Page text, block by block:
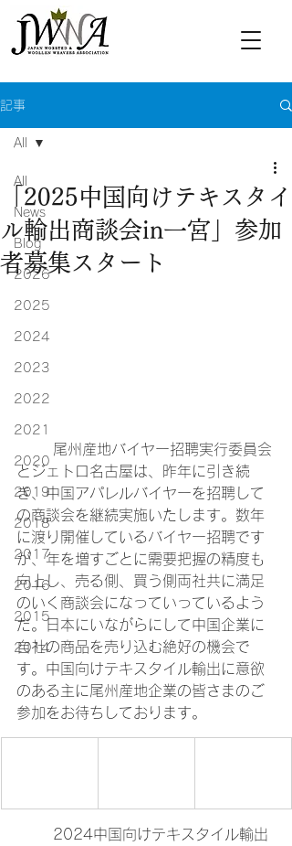
記事
All
News
Blog
2026
2025
2024
2023
2022
2021
2020
2019
2018
2017
2016
2015
2014
All
「2025中国向けテキスタイ
ル輸出商談会in一宮」参加
者募集スタート
とジェトロ名古屋は、昨年に引き続
き、中国アパレルバイヤーを招聘して
の商談会を継続実施いたします。数年
に渡り開催しているバイヤー招聘です
が、年を増すごとに需要把握の精度も
向上し、売る側、買う側両社共に満足
のいく商談会になっていっているよう
だ。日本にいながらにして中国企業に
自社の商品を売り込む絶好の機会で
す。中国向けテキスタイル輸出に意欲
のある主に尾州産地企業の皆さまのご
参加をお待ちしております。